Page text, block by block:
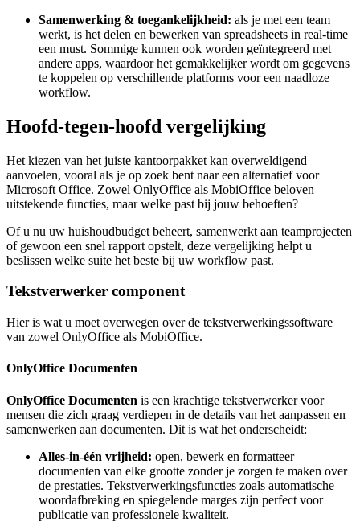
Samenwerking & toegankelijkheid: als je met een team
werkt, is het delen en bewerken van spreadsheets in real-time
een must. Sommige kunnen ook worden geïntegreerd met
andere apps, waardoor het gemakkelijker wordt om gegevens
te koppelen op verschillende platforms voor een naadloze
workflow.
Hoofd-tegen-hoofd vergelijking
Het kiezen van het juiste kantoorpakket kan overweldigend
aanvoelen, vooral als je op zoek bent naar een alternatief voor
Microsoft Office. Zowel OnlyOffice als MobiOffice beloven
uitstekende functies, maar welke past bij jouw behoeften?
Of u nu uw huishoudbudget beheert, samenwerkt aan teamprojecten
of gewoon een snel rapport opstelt, deze vergelijking helpt u
beslissen welke suite het beste bij uw workflow past.
Tekstverwerker component
Hier is wat u moet overwegen over de tekstverwerkingssoftware
van zowel OnlyOffice als MobiOffice.
OnlyOffice Documenten
OnlyOffice Documenten is een krachtige tekstverwerker voor
mensen die zich graag verdiepen in de details van het aanpassen en
samenwerken aan documenten. Dit is wat het onderscheidt:
Alles-in-één vrijheid: open, bewerk en formatteer
documenten van elke grootte zonder je zorgen te maken over
de prestaties. Tekstverwerkingsfuncties zoals automatische
woordafbreking en spiegelende marges zijn perfect voor
publicatie van professionele kwaliteit.